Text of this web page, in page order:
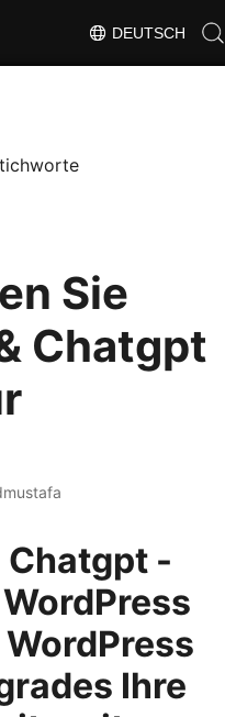
DEUTSCH
Sie
Chatgpt
Chatgpt -
Ihre